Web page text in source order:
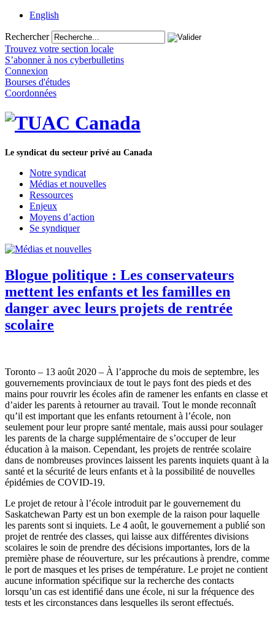
English
Rechercher
Trouvez votre section locale
S’abonner à nos cyberbulletins
Connexion
Bourses d'études
Coordonnées
Le syndicat du secteur privé au Canada
Notre syndicat
Médias et nouvelles
Ressources
Enjeux
Moyens d’action
Se syndiquer
Blogue politique : Les conservateurs
mettent les enfants et les familles en
danger avec leurs projets de rentrée
scolaire
Toronto – 13 août 2020 – À l’approche du mois de septembre, les
gouvernements provinciaux de tout le pays font des pieds et des
mains pour rouvrir les écoles afin de ramener les enfants en classe et
d’aider les parents à retourner au travail. Tout le monde reconnaît
qu’il est important que les enfants retournent à l’école, non
seulement pour leur propre santé mentale, mais aussi pour soulager
les parents de la charge supplémentaire de s’occuper de leur
éducation à la maison. Cependant, les projets de rentrée scolaire
dans de nombreuses provinces laissent les parents inquiets quant à la
santé et la sécurité de leurs enfants et à la possibilité de nouvelles
épidémies de COVID‑19.
Le projet de retour à l’école introduit par le gouvernement du
Saskatchewan Party est un bon exemple de la raison pour laquelle
les parents sont si inquiets. Le 4 août, le gouvernement a publié son
projet de rentrée des classes, qui laisse aux différentes divisions
scolaires le soin de prendre des décisions importantes, lors de la
première phase de réouverture, sur les précautions à prendre, comme
le port de masques et les prises de température. Le projet ne contient
aucune information spécifique sur la recherche des contacts
lorsqu’un cas est identifié dans une école, ni sur la fréquence des
tests et les circonstances dans lesquelles ils seront effectués.